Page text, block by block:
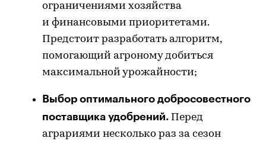
ограничениями хозяйства
и финансовыми приоритетами.
Предстоит разработать алгоритм,
помогающий агроному добиться
максимальной урожайности;
Выбор оптимального добросовестного
поставщика удобрений. Перед
аграриями несколько раз за сезон